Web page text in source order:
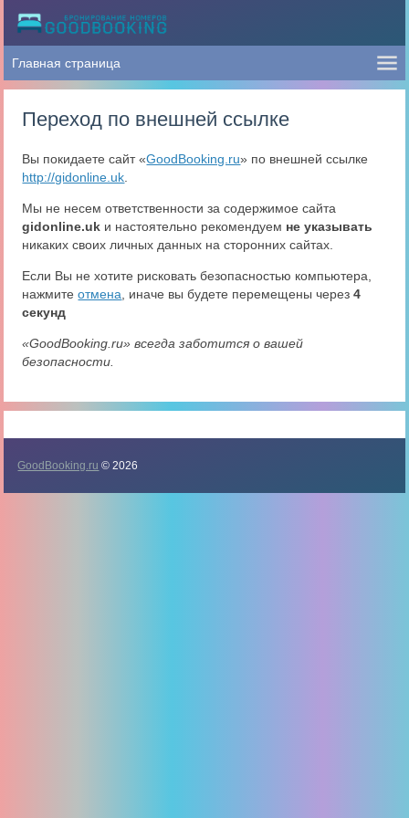
Переход по внешней ссылке
Вы покидаете сайт «GoodBooking.ru» по внешней ссылке
http://gidonline.uk
Мы не несем ответственности за содержимое сайта
gidonline.uk и настоятельно рекомендуем не указывать
никаких своих личных данных на сторонних сайтах.
Если Вы не хотите рисковать безопасностью компьютера,
нажмитеотмена , иначе вы будете перемещены через4
секунд
«GoodBooking.ru» всегда заботится о вашей
безопасности.
GoodBooking.ru © 2026